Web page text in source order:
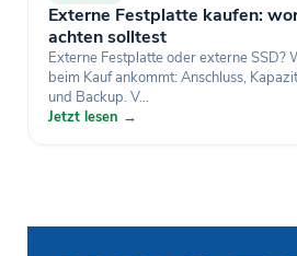
Externe Festplatte kaufen:
achten solltest
Externe Festplatte oder externe SSD?
beim Kauf ankommt: Anschluss,
und Backup. V...
Jetzt lesen →